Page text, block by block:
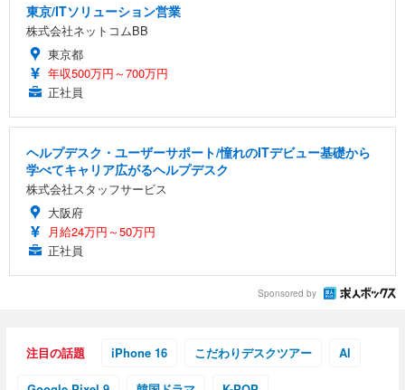
東京/ITソリューション営業
株式会社ネットコムBB
東京都
年収500万円～700万円
正社員
ヘルプデスク・ユーザーサポート/憧れのITデビュー基礎から
学べてキャリア広がるヘルプデスク
株式会社スタッフサービス
大阪府
月給24万円～50万円
正社員
Sponsored by
注目の話題 iPhone 16 こだわりデスクツアー AI